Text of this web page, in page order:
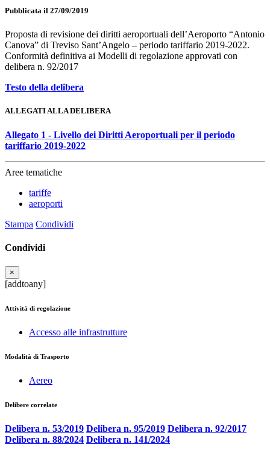
Pubblicata il 27/09/2019
Proposta di revisione dei diritti aeroportuali dell’Aeroporto “Antonio
Canova” di Treviso Sant’Angelo – periodo tariffario 2019-2022.
Conformità definitiva ai Modelli di regolazione approvati con
delibera n. 92/2017
Testo della delibera
ALLEGATI ALLA DELIBERA
Allegato 1 - Livello dei Diritti Aeroportuali per il periodo
tariffario 2019-2022
Aree tematiche
tariffe
aeroporti
Stampa Condividi
Condividi
×
[addtoany]
Attività di regolazione
Accesso alle infrastrutture
Modalità di Trasporto
Aereo
Delibere correlate
Delibera n. 53/2019 Delibera n. 95/2019 Delibera n. 92/2017
Delibera n. 88/2024 Delibera n. 141/2024